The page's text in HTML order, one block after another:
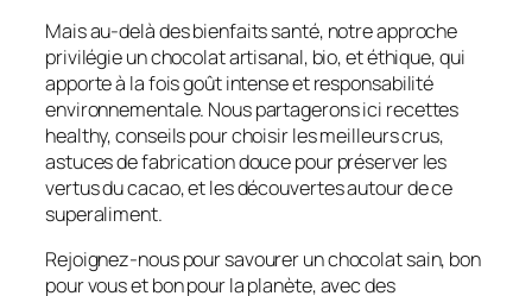
Mais au-delà des bienfaits santé, notre approche
privilégie un chocolat artisanal, bio, et éthique, qui
apporte à la fois goût intense et responsabilité
environnementale. Nous partagerons ici recettes
healthy, conseils pour choisir les meilleurs crus,
astuces de fabrication douce pour préserver les
vertus du cacao, et les découvertes autour de ce
superaliment.
Rejoignez-nous pour savourer un chocolat sain, bon
pour vous et bon pour la planète, avec des